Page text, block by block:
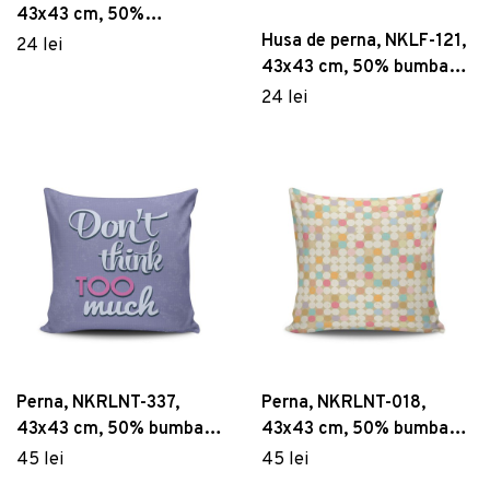
43x43 cm, 50%
bumbac/50% poliester,
24 lei
Husa de perna, NKLF-121,
43x43 cm, 50% bumbac /
50% poliester, Multicolor
24 lei
Perna, NKRLNT-337,
43x43 cm, 50% bumbac /
50% poliester, Multicolor
45 lei
Perna, NKRLNT-018,
43x43 cm, 50% bumbac /
50% poliester, Multicolor
45 lei